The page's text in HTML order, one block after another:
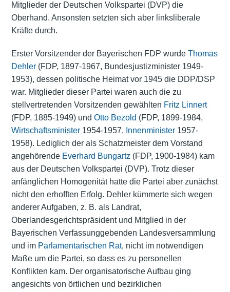
Mitglieder der Deutschen Volkspartei (DVP) die
Oberhand. Ansonsten setzten sich aber linksliberale
Kräfte durch.
Erster Vorsitzender der Bayerischen FDP wurde Thomas
Dehler(FDP, 1897-1967, Bundesjustizminister 1949-
1953), dessen politische Heimat vor 1945 die DDP/DSP
war. Mitglieder dieser Partei waren auch die zu
stellvertretenden Vorsitzenden gewählten Fritz Linnert
(FDP, 1885-1949) und Otto Bezold (FDP, 1899-1984,
Wirtschaftsminister1954-1957, Innenminister1957-
1958). Lediglich der als Schatzmeister dem Vorstand
angehörende Everhard Bungartz(FDP, 1900-1984) kam
aus der Deutschen Volkspartei (DVP). Trotz dieser
anfänglichen Homogenität hatte die Partei aber zunächst
nicht den erhofften Erfolg. Dehler kümmerte sich wegen
anderer Aufgaben, z. B. als Landrat,
Oberlandesgerichtspräsident und Mitglied in der
Bayerischen Verfassunggebenden Landesversammlung
und im Parlamentarischen Rat, nicht im notwendigen
Maße um die Partei, so dass es zu personellen
Konflikten kam. Der organisatorische Aufbau ging
angesichts von örtlichen und bezirklichen